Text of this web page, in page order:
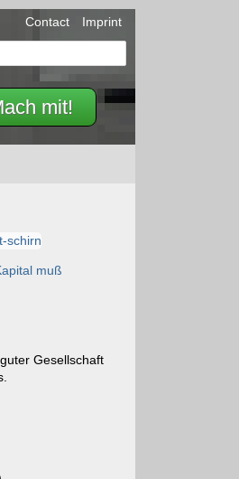
mit!
Contact Imprint
muß
Gesellschaft